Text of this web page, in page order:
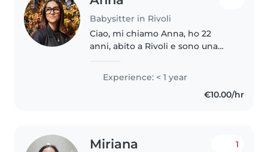
Babysitter in Rivoli
Ciao, mi chiamo Anna, ho 22
anni, abito a Rivoli e sono una
event manager. Attualmente sto
cercando un lavoro che mi
Experience: < 1 year
€10.00/hr
Miriana 1